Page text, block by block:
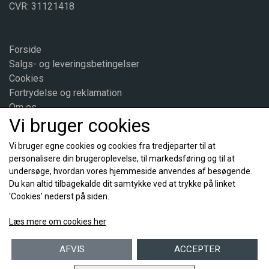
CVR: 31121418
Forside
Salgs- og leveringsbetingelser
Cookies
Fortrydelse og reklamation
Om os
Kontakt
Sociale medier
Vi bruger cookies
Vi bruger egne cookies og cookies fra tredjeparter til at
personalisere din brugeroplevelse, til markedsføring og til at
undersøge, hvordan vores hjemmeside anvendes af besøgende.
Du kan altid tilbagekalde dit samtykke ved at trykke på linket
'Cookies' nederst på siden.
Læs mere om cookies her
AFVIS ACCEPTER